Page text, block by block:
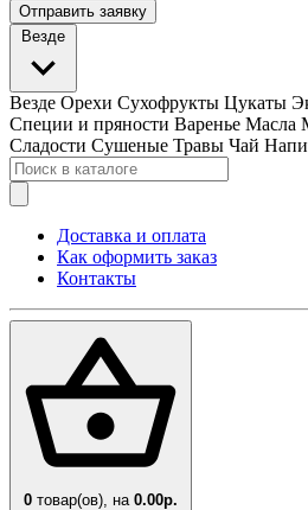
Отправить заявку
Везде
Везде Орехи Сухофрукты Цукаты
Специи и пряности Варенье Масла
Сладости Сушеные Травы Чай
Доставка и оплата
Как оформить заказ
Контакты
0 товар(ов), на 0.00р.